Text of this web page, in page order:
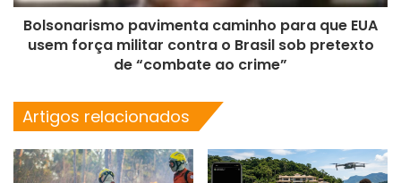
Bolsonarismo pavimenta caminho para que EUA
usem força militar contra o Brasil sob pretexto
de “combate ao crime”
Artigos relacionados